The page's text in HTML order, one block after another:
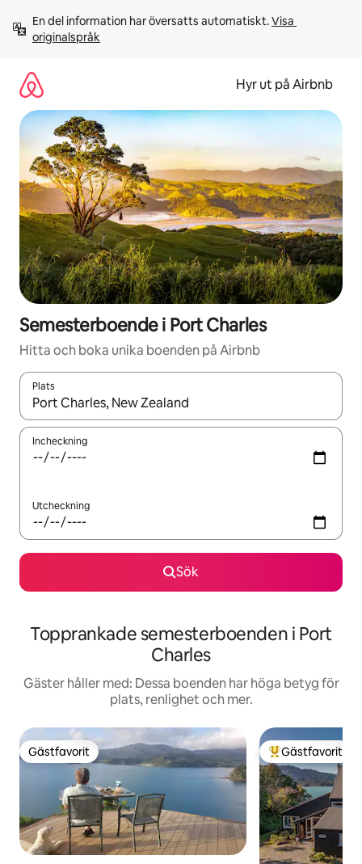
innehåll
En del information har översatts automatiskt. Visa
originalspråk
Hyr ut på Airbnb
Semesterboende i Port Charles
Hitta och boka unika boenden på Airbnb
Plats
När resultaten är tillgängliga kan du navigera med upp- och
Incheckning
Utcheckning
Sök
Topprankade semesterboenden i Port
Charles
Gäster håller med: Dessa boenden har höga betyg för
plats, renlighet och mer.
Gästfavorit
Gästfavorit Populär
Gästfavorit